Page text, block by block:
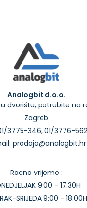
Analogbit d.o.o.
u dvorištu, potrubite na
Zagreb
3775-346, 01/3776-562
prodaja@analogbit.hr
Radno vrijeme :
9:00 - 17:30H
SRIJEDA 9:00 - 18:00H